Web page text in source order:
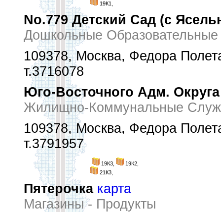
19К1,
No.779 Детский Сад (с
Дошкольные
109378, Москва, Федора
т.3716078
Юго-Восточного Адм.
Жилищно-Коммунальные
109378, Москва, Федора
т.3791957
19К3,
19К2,
21К3,
Пятерочка карта
Магазины - Продукты